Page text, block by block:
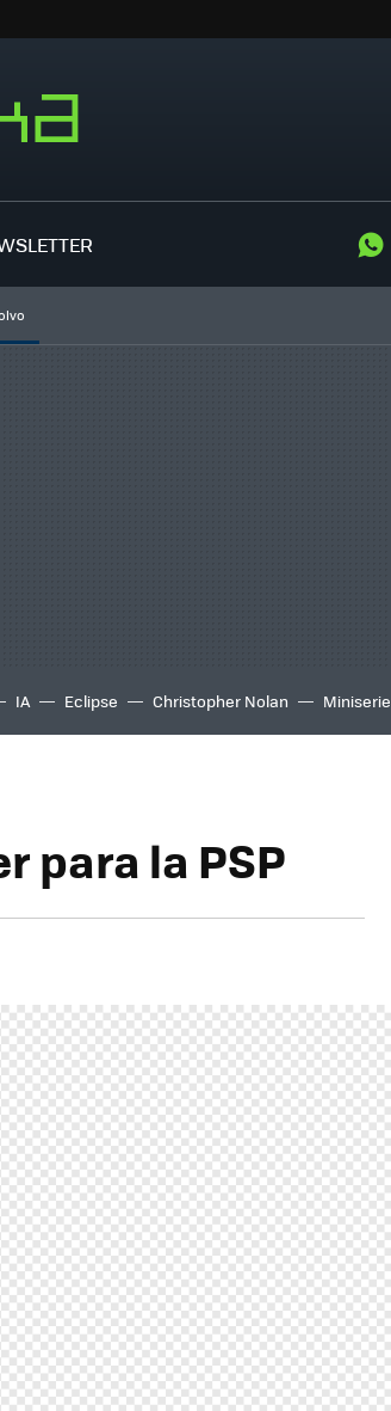
IA Eclipse Christopher Nolan Miniserie
para la PSP